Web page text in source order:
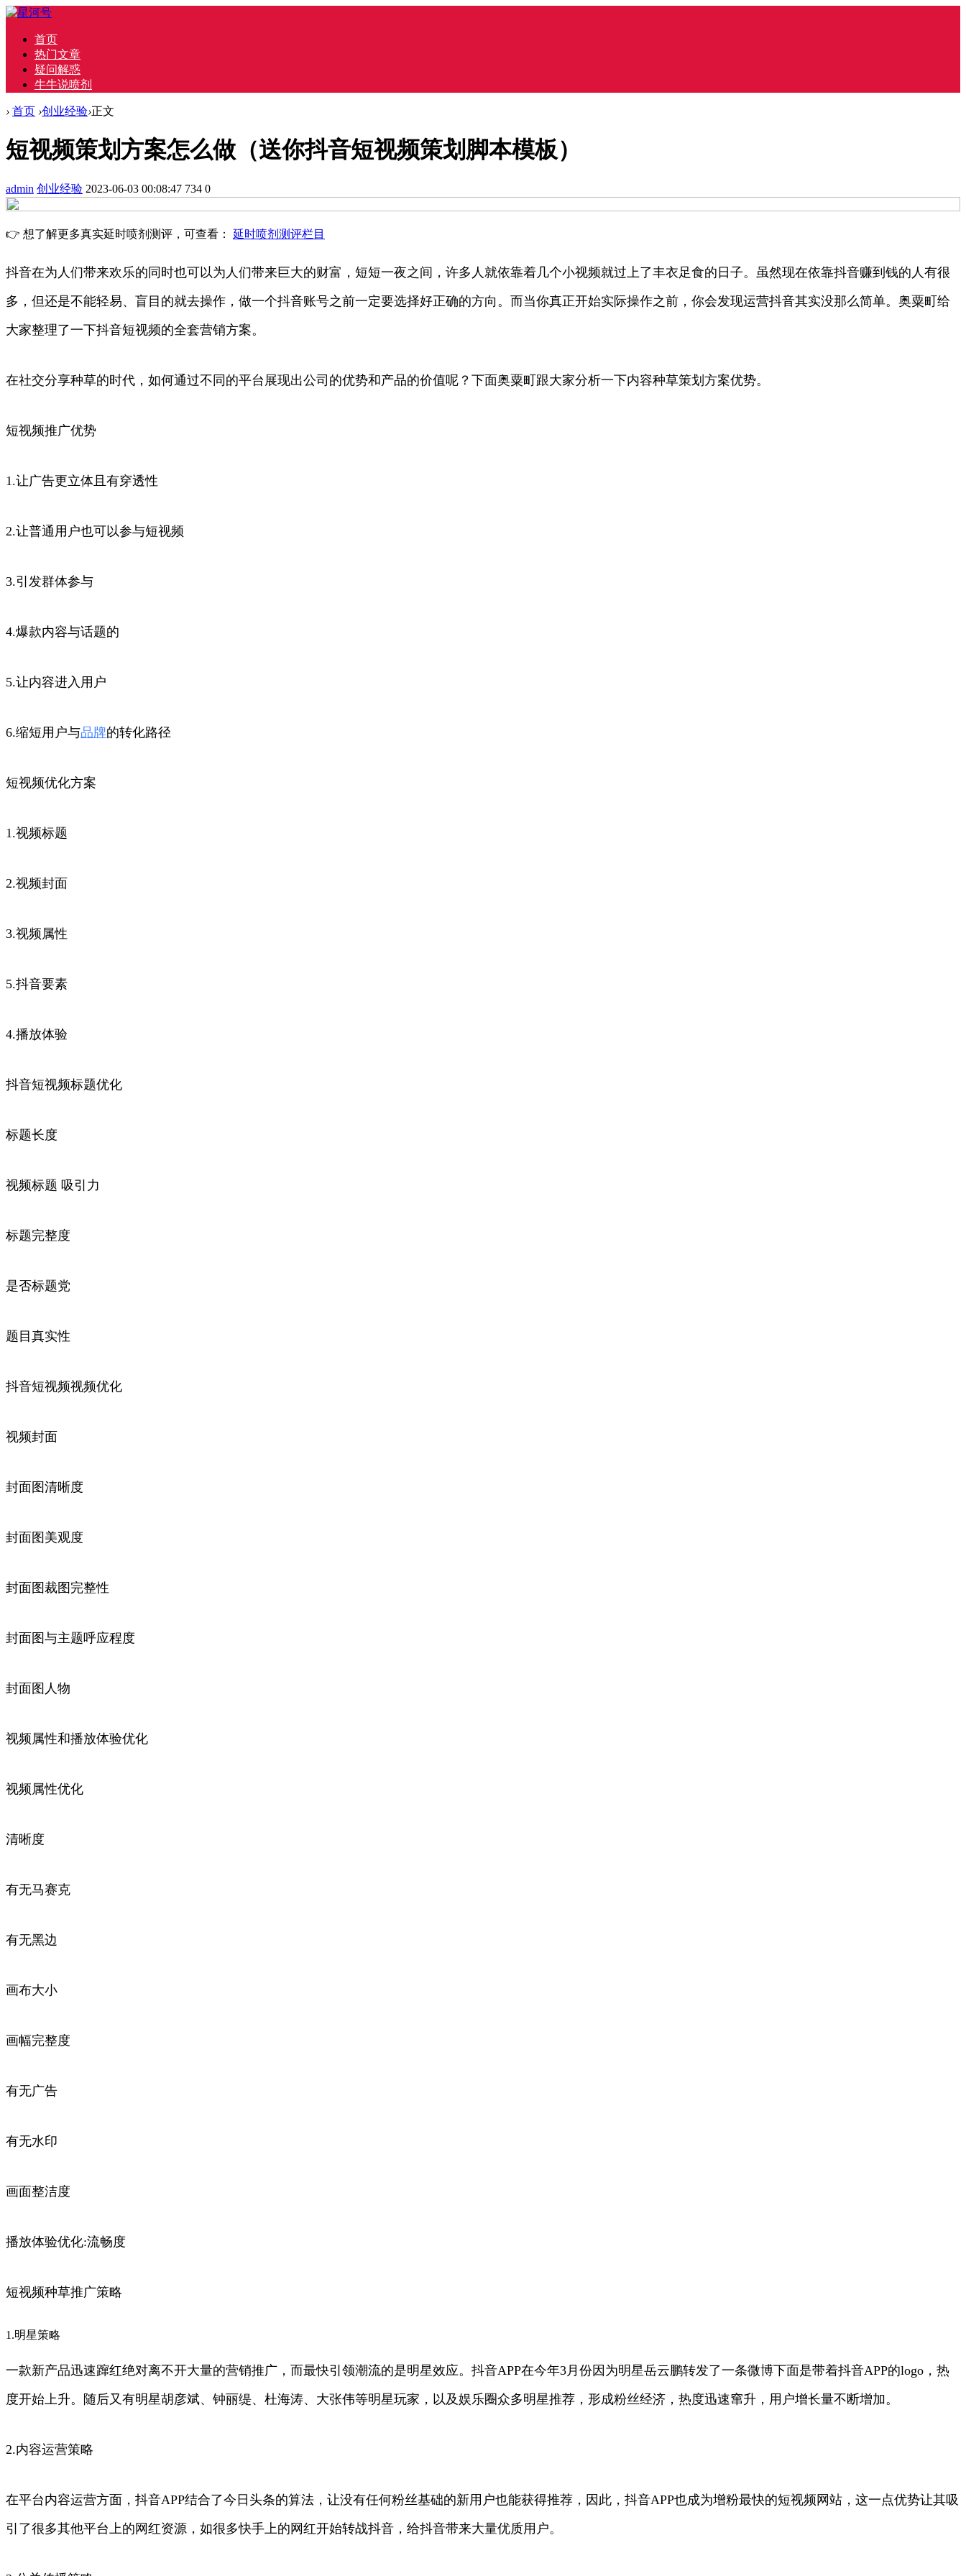
首页
热门文章
疑问解惑
牛牛说喷剂
› 首页 ›创业经验›正文
短视频策划方案怎么做（送你抖音短视频策划脚本模板）
admin 创业经验 2023-06-03 00:08:47 734 0
👉 想了解更多真实延时喷剂测评，可查看： 延时喷剂测评栏目
抖音在为人们带来欢乐的同时也可以为人们带来巨大的财富，短短一夜之间，许多人就依靠着几个小视频就过上了丰衣足食的日子。虽然现在依靠抖音赚到钱的人有很
多，但还是不能轻易、盲目的就去操作，做一个抖音账号之前一定要选择好正确的方向。而当你真正开始实际操作之前，你会发现运营抖音其实没那么简单。奥粟町给
大家整理了一下抖音短视频的全套营销方案。
在社交分享种草的时代，如何通过不同的平台展现出公司的优势和产品的价值呢？下面奥粟町跟大家分析一下内容种草策划方案优势。
短视频推广优势
1.让广告更立体且有穿透性
2.让普通用户也可以参与短视频
3.引发群体参与
4.爆款内容与话题的
5.让内容进入用户
6.缩短用户与品牌的转化路径
短视频优化方案
1.视频标题
2.视频封面
3.视频属性
5.抖音要素
4.播放体验
抖音短视频标题优化
标题长度
视频标题 吸引力
标题完整度
是否标题党
题目真实性
抖音短视频视频优化
视频封面
封面图清晰度
封面图美观度
封面图裁图完整性
封面图与主题呼应程度
封面图人物
视频属性和播放体验优化
视频属性优化
清晰度
有无马赛克
有无黑边
画布大小
画幅完整度
有无广告
有无水印
画面整洁度
播放体验优化:流畅度
短视频种草推广策略
1.明星策略
一款新产品迅速蹿红绝对离不开大量的营销推广，而最快引领潮流的是明星效应。抖音APP在今年3月份因为明星岳云鹏转发了一条微博下面是带着抖音APP的logo，热
度开始上升。随后又有明星胡彦斌、钟丽缇、杜海涛、大张伟等明星玩家，以及娱乐圈众多明星推荐，形成粉丝经济，热度迅速窜升，用户增长量不断增加。
2.内容运营策略
在平台内容运营方面，抖音APP结合了今日头条的算法，让没有任何粉丝基础的新用户也能获得推荐，因此，抖音APP也成为增粉最快的短视频网站，这一点优势让其吸
引了很多其他平台上的网红资源，如很多快手上的网红开始转战抖音，给抖音带来大量优质用户。